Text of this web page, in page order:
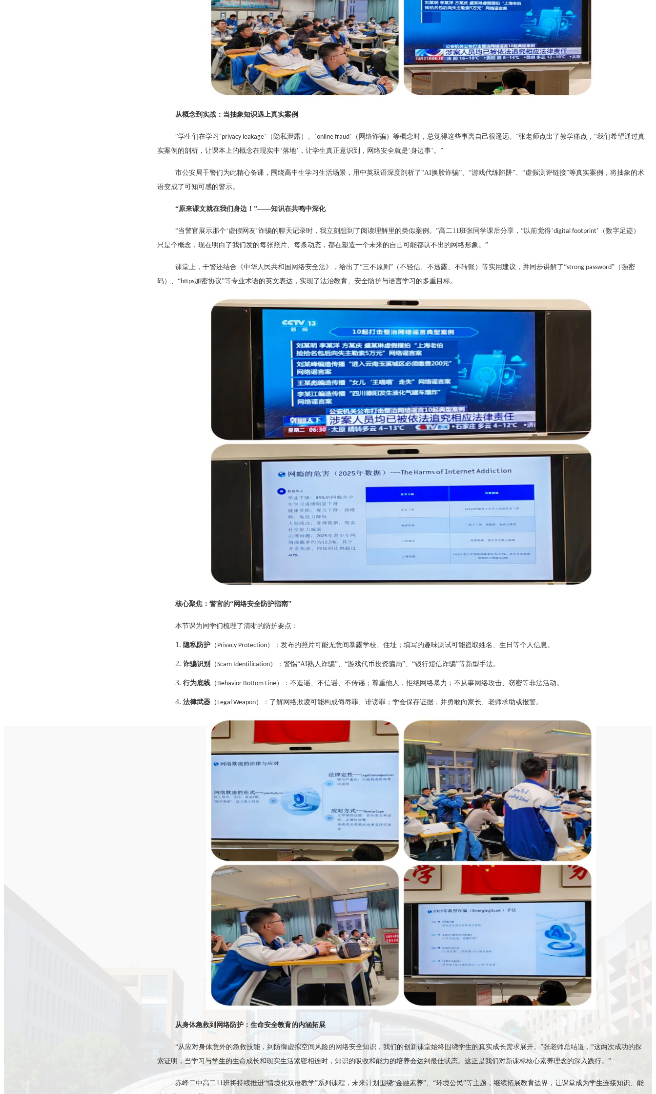
从概念到实战：当抽象知识遇上真实案例
“学生们在学习‘privacy leakage’（隐私泄露）、‘online fraud’（网络诈骗）等概念时，总觉得这些事离自己很遥远。”张老师点出了教学痛点，“我们希望通过真
实案例的剖析，让课本上的概念在现实中‘落地’，让学生真正意识到，网络安全就是‘身边事’。”
市公安局干警们为此精心备课，围绕高中生学习生活场景，用中英双语深度剖析了“AI换脸诈骗”、“游戏代练陷阱”、“虚假测评链接”等真实案例，将抽象的术
语变成了可知可感的警示。
“原来课文就在我们身边！”——知识在共鸣中深化
“当警官展示那个‘ 虚假网友’诈骗的聊天记录时，我立刻想到了阅读理解里的类似案例。”高二11班张同学课后分享，“以前觉得‘digital footprint’（数字足迹）
只是个概念，现在明白了我们发的每张照片、每条动态，都在塑造一个未来的自己可能都认不出的网络形象。”
课堂上，干警还结合《中华人民共和国网络安全法》，给出了“三不原则”（不轻信、不透露、不转账）等实用建议，并同步讲解了“strong password”（强密
码）、“https加密协议”等专业术语的英文表达，实现了法治教育、安全防护与语言学习的多重目标。
核心聚焦：警官的“网络安全防护指南”
本节课为同学们梳理了清晰的防护要点：
1.隐私防护 （ Privacy Protection） ：发布的照片可能无意间暴露学校、住址；填写的趣味测试可能盗取姓名、生日等个人信息。
2.诈骗识别 （Scam Identification） ：警惕“AI熟人诈骗”、“游戏代币投资骗局”、“银行短信诈骗”等新型手法。
3.行为底线 （ Behavior Bottom Line） ：不造谣、不信谣、不传谣；尊重他人，拒绝网络暴力；不从事网络攻击、窃密等非法活动。
4.法律武器 （ Legal Weapon） ：了解网络欺凌可能构成侮辱罪、诽谤罪；学会保存证据，并勇敢向家长、老师求助或报警。
从身体急救到网络防护：生命安全教育的内涵拓展
“从应对身体意外的急救技能，到防御虚拟空间风险的网络安全知识，我们的创新课堂始终围绕学生的真实成长需求展开。”张老师总结道，“这两次成功的探
索证明，当学习与学生的生命成长和现实生活紧密相连时，知识的吸收和能力的培养会达到最佳状态。这正是我们对新课标核心素养理念的深入践行。”
赤峰二中高二 11班将持续推进“情境化双语教学”系列课程，未来计划围绕“金融素养”、“环境公民”等主题，继续拓展教育边界，让课堂成为学生连接知识、能